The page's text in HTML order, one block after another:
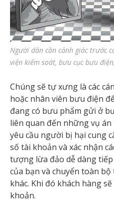
Người dân cần cảnh giác trước
viện kiểm soát, bưu cục bưu
Chúng sẽ tự xưng là các
hoặc nhân viên bưu điện
đang có bưu phẩm gửi ở
liên quan đến những vụ
yêu cầu người bị hại cung
số tài khoản và xác nhận
tượng lừa đảo dễ dàng
của bạn và chuyển toàn
khác. Khi đó khách hàng
khoản.